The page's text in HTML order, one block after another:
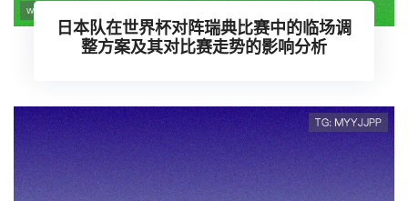
日本队在世界杯对阵瑞典比赛中的临场调
整方案及其对比赛走势的影响分析